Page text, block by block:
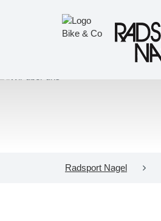
Radsport Nagel